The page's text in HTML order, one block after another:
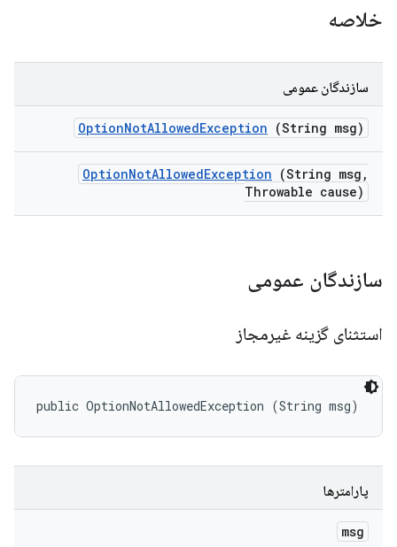
خلاصه
سازندگان عمومی
OptionNotAllowedException (String msg)
OptionNotAllowedException (String msg ,
Throwable cause)
سازندگان عمومی
استثنای گزینه غیرمجاز
public OptionNotAllowedException (String msg)
پارامترها
msg